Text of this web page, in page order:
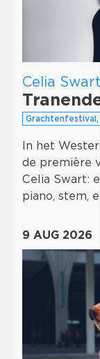
Celia Swart
In het
de première
Celia Swart:
piano, stem,
9 AUG 2026